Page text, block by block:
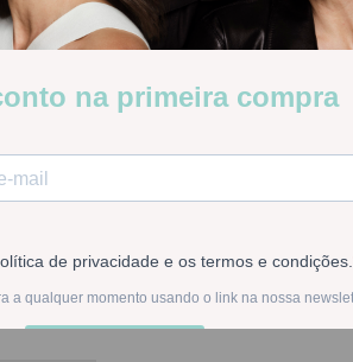
Na compra